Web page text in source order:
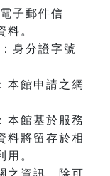
子郵件信
料。
身分證字號
本館申請之網
本館基於服務
料將留存於相
用。